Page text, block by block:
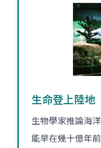
生命登上陸地
生物學家推論海
能早在幾十億年